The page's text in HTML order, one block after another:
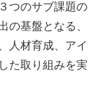
つのサブ課題の
の基盤となる、
人材育成、アイ
た取り組みを実